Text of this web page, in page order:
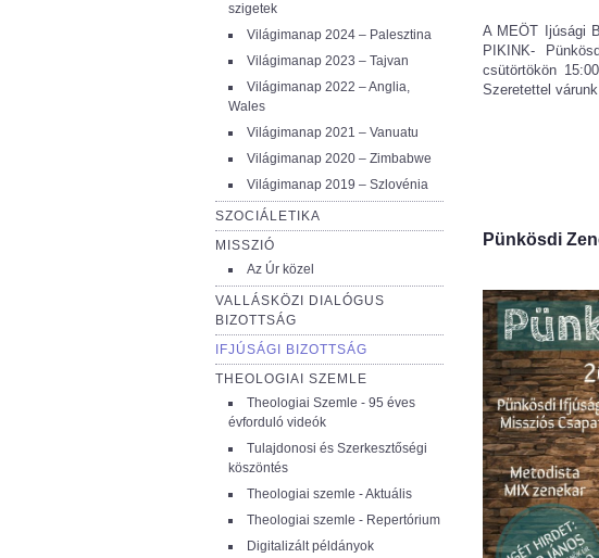
szigetek
Világimanap 2024 – Palesztina
Világimanap 2023 – Tajvan
Világimanap 2022 – Anglia,
Wales
Világimanap 2021 – Vanuatu
Világimanap 2020 – Zimbabwe
Világimanap 2019 – Szlovénia
SZOCIÁLETIKA
MISSZIÓ
Az Úr közel
VALLÁSKÖZI DIALÓGUS
BIZOTTSÁG
IFJÚSÁGI BIZOTTSÁG
THEOLOGIAI SZEMLE
Theologiai Szemle - 95 éves
évforduló videók
Tulajdonosi és Szerkesztőségi
köszöntés
Theologiai szemle - Aktuális
Theologiai szemle - Repertórium
Digitalizált példányok
A MEÖT Ijúsági
PIKINK-
csütörtökön
Szeretettel
Pünkösdi